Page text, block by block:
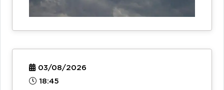
03/08/2026
18:45